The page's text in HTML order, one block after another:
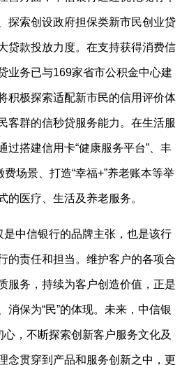
探索创设政府担保类新市民创业贷
贷款投放力度。在支持获得消费信
业务已与169家省市公积金中心建
积极探索适配新市民的信用评价体
客群的信秒贷服务能力。在生活服
过搭建信用卡“健康服务平台”、丰
费场景、打造“幸福+”养老账本等举
的医疗、生活及养老服务。
是中信银行的品牌主张，也是该行
的责任和担当。维护客户的各项合
服务，持续为客户创造价值，正是
消保为“民”的体现。未来，中信银
心，不断探索创新客户服务文化及
念贯穿到产品和服务创新之中，更